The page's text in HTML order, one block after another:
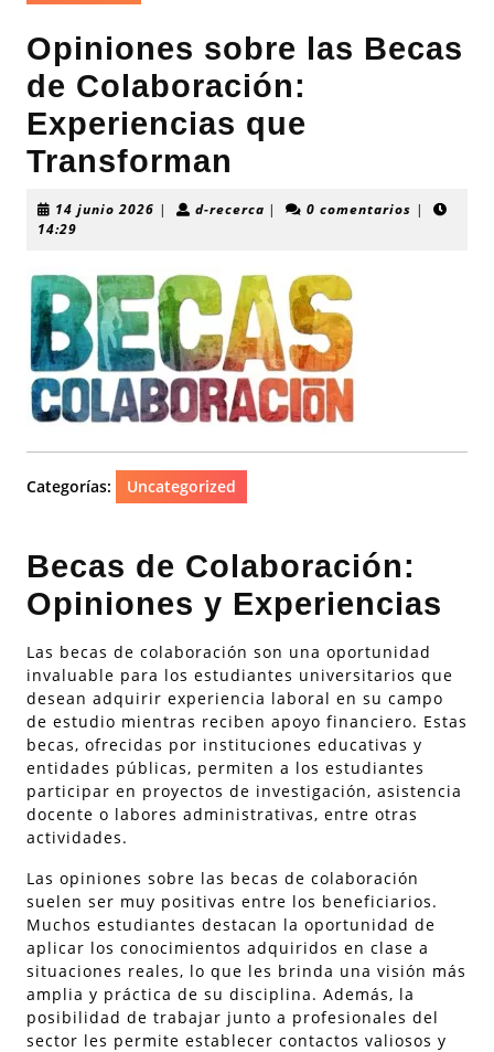
Opiniones sobre las Becas
de Colaboración:
Experiencias que
Transforman
14 junio 2026 14| d-recercad-| 0 comentarios |
14:29
Categorías: Uncategorized
Becas de Colaboración:
Opiniones y Experiencias
Las becas de colaboración son una oportunidad
invaluable para los estudiantes universitarios que
desean adquirir experiencia laboral en su campo
de estudio mientras reciben apoyo financiero. Estas
becas, ofrecidas por instituciones educativas y
entidades públicas, permiten a los estudiantes
participar en proyectos de investigación, asistencia
docente o labores administrativas, entre otras
actividades.
Las opiniones sobre las becas de colaboración
suelen ser muy positivas entre los beneficiarios.
Muchos estudiantes destacan la oportunidad de
aplicar los conocimientos adquiridos en clase a
situaciones reales, lo que les brinda una visión más
amplia y práctica de su disciplina. Además, la
posibilidad de trabajar junto a profesionales del
sector les permite establecer contactos valiosos y